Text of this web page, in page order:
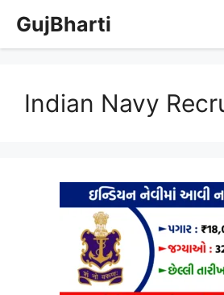
content
GujBharti
Indian Navy